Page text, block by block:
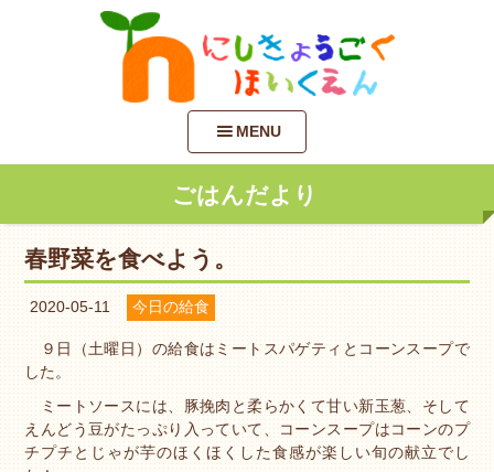
MENU
ごはんだより
春野菜を食べよう。
2020-05-11 今日の給食
９日（土曜日）の給食はミートスパゲティとコーンスープで
した。
ミートソースには、豚挽肉と柔らかくて甘い新玉葱、そして
えんどう豆がたっぷり入っていて、コーンスープはコーンのプ
チプチとじゃが芋のほくほくした食感が楽しい旬の献立でし